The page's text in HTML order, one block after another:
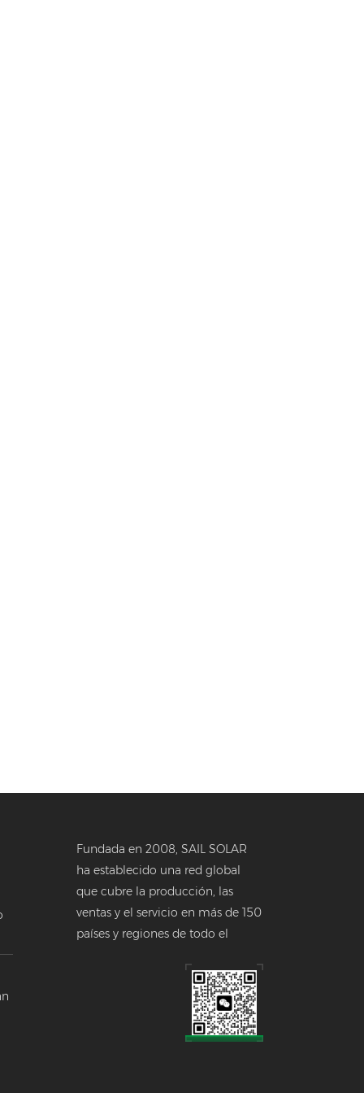
Fundada en 2008, SAIL SOLAR
ha establecido una red global
que cubre la producción, las
ventas y el servicio en más de 150
países y regiones de todo el